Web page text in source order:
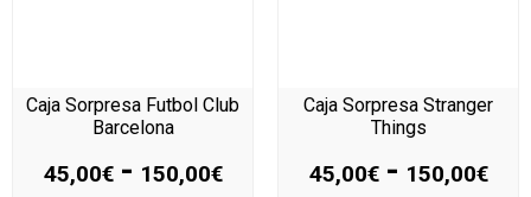
Caja Sorpresa Futbol Club
Barcelona
45,00€ - 150,00€
Caja Sorpresa Stranger
Things
45,00€ - 150,00€